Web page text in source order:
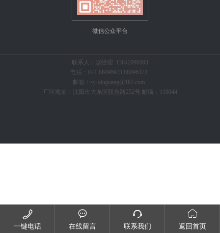
微信公众平台
联系人：赵经理 13842090303
电话：024-88096973 88096373
邮箱：sy-xinguang@163.com
厂区地址：沈阳市大东区联合路252号 邮编：110044

一键电话

在线留言

联系我们

返回首页